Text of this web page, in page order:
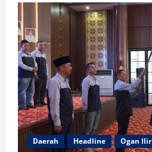
PWI
Ogan
Tanggapi
Santai
Tudingan
“Mintai
Duit”,
Ajak
Fokus
Kerja
Profesional
Daerah Headline Ogan Ilir